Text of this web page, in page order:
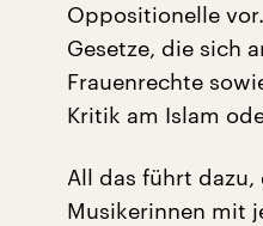
Oppositionelle
Gesetze, die sich
Frauenrechte
Kritik am Islam
All das führt
Musikerinnen mit